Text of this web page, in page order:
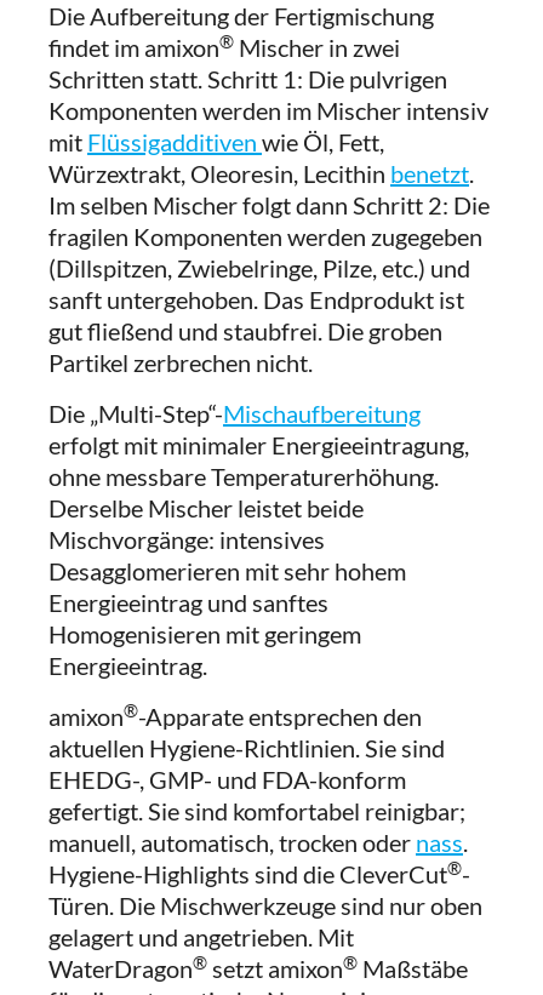
Die Aufbereitung der Fertigmischung
findet im amixon® Mischer in zwei
Schritten statt. Schritt 1: Die pulvrigen
Komponenten werden im Mischer intensiv
mit Flüssigadditiven wie Öl, Fett,
Würzextrakt, Oleoresin, Lecithin benetzt.
Im selben Mischer folgt dann Schritt 2: Die
fragilen Komponenten werden zugegeben
(Dillspitzen, Zwiebelringe, Pilze, etc.) und
sanft untergehoben. Das Endprodukt ist
gut fließend und staubfrei. Die groben
Partikel zerbrechen nicht.
Die „Multi-Step“-Mischaufbereitung
erfolgt mit minimaler Energieeintragung,
ohne messbare Temperaturerhöhung.
Derselbe Mischer leistet beide
Mischvorgänge: intensives
Desagglomerieren mit sehr hohem
Energieeintrag und sanftes
Homogenisieren mit geringem
Energieeintrag.
amixon®-Apparate entsprechen den
aktuellen Hygiene-Richtlinien. Sie sind
EHEDG-, GMP- und FDA-konform
gefertigt. Sie sind komfortabel reinigbar;
manuell, automatisch, trocken oder nass.
Hygiene-Highlights sind die CleverCut®-
Türen. Die Mischwerkzeuge sind nur oben
gelagert und angetrieben. Mit
WaterDragon® setzt amixon® Maßstäbe